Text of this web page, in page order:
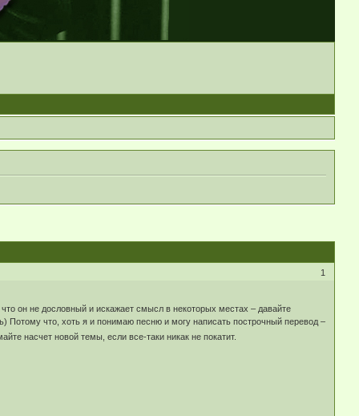
1
он не дословный и искажает смысл в некоторых местах – давайте
Потому что, хоть я и понимаю песню и могу написать построчный перевод –
насчет новой темы, если все-таки никак не покатит.